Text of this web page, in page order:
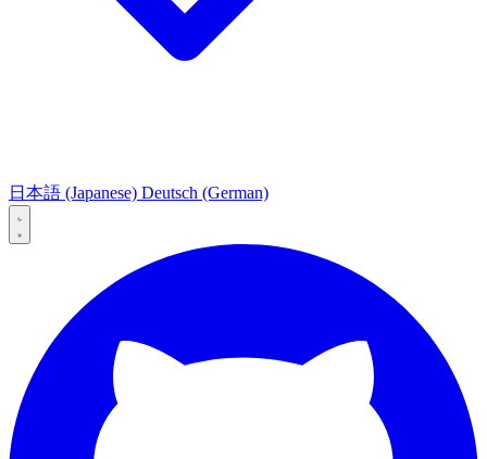
日本語 (Japanese) Deutsch (German)